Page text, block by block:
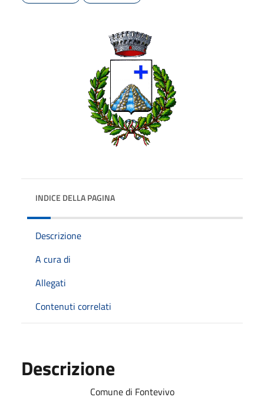
INDICE DELLA PAGINA
Descrizione
A cura di
Allegati
Contenuti correlati
Descrizione
Comune di Fontevivo